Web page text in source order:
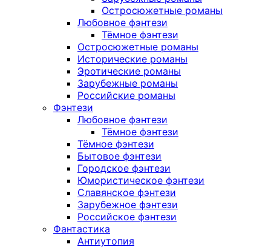
Остросюжетные романы
Любовное фэнтези
Тёмное фэнтези
Остросюжетные романы
Исторические романы
Эротические романы
Зарубежные романы
Российские романы
Фэнтези
Любовное фэнтези
Тёмное фэнтези
Тёмное фэнтези
Бытовое фэнтези
Городское фэнтези
Юмористическое фэнтези
Славянское фэнтези
Зарубежное фэнтези
Российское фэнтези
Фантастика
Антиутопия